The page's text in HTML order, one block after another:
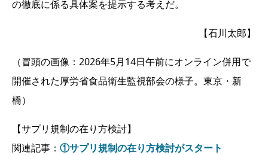
の徹底に係る具体案を提示する考えだ。
【石川太郎】
（冒頭の画像：2026年5月14日午前にオンライン併用で
開催された厚労省食品衛生監視部会の様子。東京・新
橋）
【サプリ規制の在り方検討】
関連記事： ①サプリ規制の在り方検討がスタート